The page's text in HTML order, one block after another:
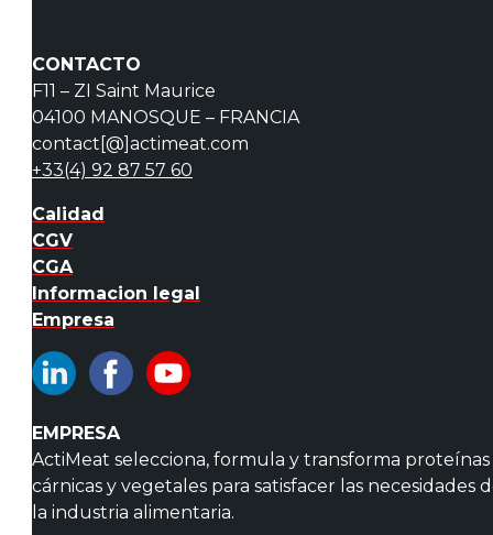
CONTACTO
F11 – ZI Saint Maurice
04100 MANOSQUE – FRANCIA
contact[@]actimeat.com
+33(4) 92 87 57 60
Calidad
CGV
CGA
Informacion legal
Empresa
EMPRESA
ActiMeat selecciona, formula y transforma proteínas
cárnicas y vegetales para satisfacer las necesidades
la industria alimentaria.